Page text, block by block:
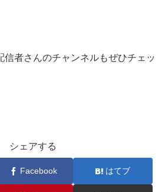
信者さんのチャンネルもぜひチェッ
シェアする
Facebook はてブ